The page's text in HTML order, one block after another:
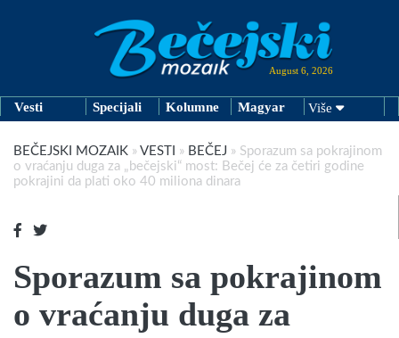
August 6, 2026
Vesti Specijali Kolumne Magyar Više
BEČEJSKI MOZAIK » VESTI » BEČEJ » Sporazum sa pokrajinom
o vraćanju duga za „bečejski“ most: Bečej će za četiri godine
pokrajini da plati oko 40 miliona dinara
Sporazum sa pokrajinom
o vraćanju duga za